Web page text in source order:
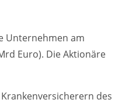
Unternehmen am
Euro). Die Aktionäre
des